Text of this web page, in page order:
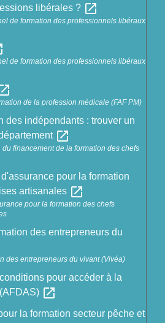
libérales ? open_in_new
de formation des professionnels libéraux
de formation des professionnels libéraux
de la profession médicale (FAF PM)
des indépendants : trouver un
open_in_new
financement de la formation des chefs
pour la formation
artisanales open_in_new
pour la formation des chefs
des entrepreneurs du
des entrepreneurs du vivant (Vivéa)
pour accéder à la
open_in_new
la formation secteur pêche et